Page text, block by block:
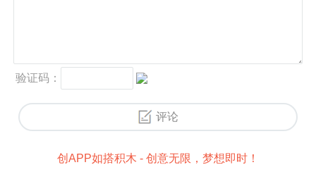
创APP如搭积木 - 创意无限，梦想即时！